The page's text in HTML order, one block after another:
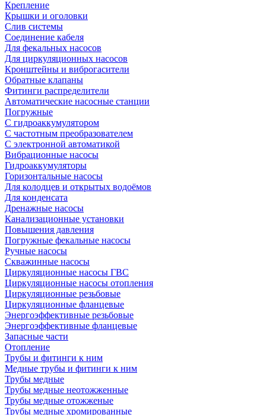
Крепление
Крышки и оголовки
Слив системы
Соединение кабеля
Для фекальных насосов
Для циркуляционных насосов
Кронштейны и виброгасители
Обратные клапаны
Фитинги распределители
Автоматические насосные станции
Погружные
С гидроаккумулятором
С частотным преобразователем
С электронной автоматикой
Вибрационные насосы
Гидроаккумуляторы
Горизонтальные насосы
Для колодцев и открытых водоёмов
Для конденсата
Дренажные насосы
Канализационные установки
Повышения давления
Погружные фекальные насосы
Ручные насосы
Скважинные насосы
Циркуляционные насосы ГВС
Циркуляционные насосы отопления
Циркуляционные резьбовые
Циркуляционные фланцевые
Энергоэффективные резьбовые
Энергоэффективные фланцевые
Запасные части
Отопление
Трубы и фитинги к ним
Медные трубы и фитинги к ним
Трубы медные
Трубы медные неотожженные
Трубы медные отожженые
Трубы медные хромированные